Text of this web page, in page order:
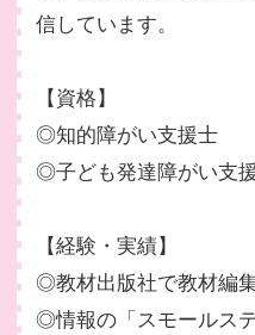
信しています。
【資格】
◎知的障がい支援士
◎子ども発達障がい支
【経験・実績】
◎教材出版社で教材編
◎情報の「スモールス